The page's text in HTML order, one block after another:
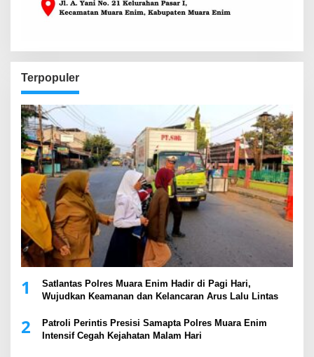
Terpopuler
1
Satlantas Polres Muara Enim Hadir di Pagi Hari,
Wujudkan Keamanan dan Kelancaran Arus Lalu Lintas
2
Patroli Perintis Presisi Samapta Polres Muara Enim
Intensif Cegah Kejahatan Malam Hari